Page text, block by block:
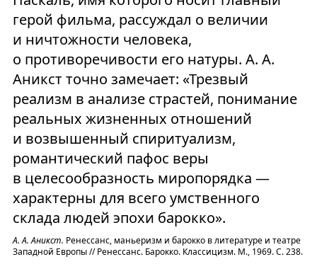
герой фильма, рассуждал о величии
и ничтожности человека,
о противоречивости его натуры. А. А.
Аникст точно замечает: «Трезвый
реализм в анализе страстей, понимание
реальных жизненных отношений
и возвышенный спиритуализм,
романтический пафос веры
в целесообразность миропорядка —
характерны для всего умственного
склада людей эпохи барокко».
А. А. Аникст. Ренессанс, маньеризм и барокко в литературе и театре
Западной Европы // Ренессанс. Барокко. Классицизм. М., 1969. С. 238.